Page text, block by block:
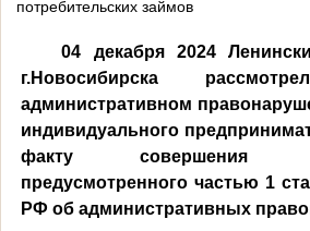
потребительских займов
04 декабря 2024
г.Новосибирска
административном
индивидуального
факту совершения
предусмотренного частью 1
РФ об административных